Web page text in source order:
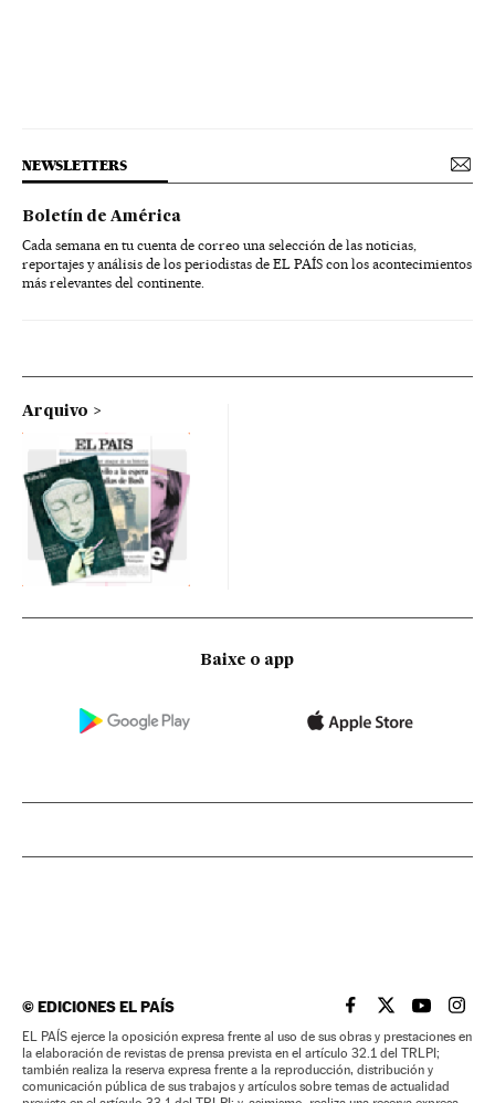
NEWSLETTERS
Boletín de América
Cada semana en tu cuenta de correo una selección de las noticias,
reportajes y análisis de los periodistas de EL PAÍS con los acontecimientos
más relevantes del continente.
Arquivo
Baixe o app
©EDICIONES EL PAÍS EL PAÍS BRASIL EN
EL PAÍSEL PAÍS
EL
EL PAÍS ejerce la oposición expresa frente al uso de sus obras y prestaciones en
la elaboración de revistas de prensa prevista en el artículo 32.1 del TRLPI;
también realiza la reserva expresa frente a la reproducción, distribución y
comunicación pública de sus trabajos y artículos sobre temas de actualidad